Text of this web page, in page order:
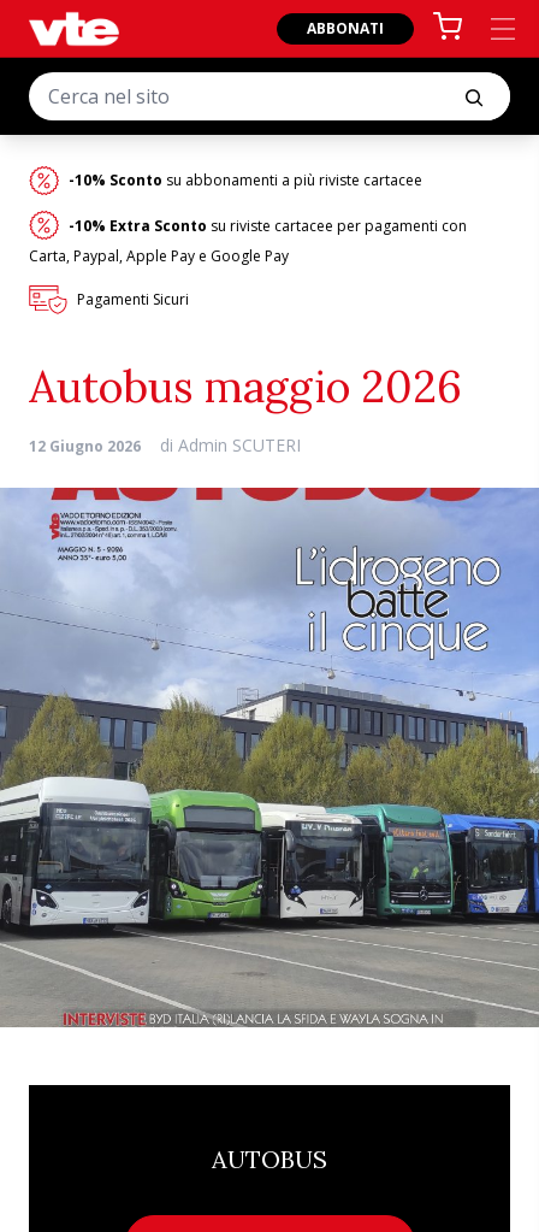
ABBONATI
-10% Sconto su abbonamenti a più riviste cartacee
-10% Extra Sconto su riviste cartacee per pagamenti con
Carta, Paypal, Apple Pay e Google Pay
Pagamenti Sicuri
Autobus maggio 2026
12 Giugno 2026 di Admin SCUTERI
AUTOBUS